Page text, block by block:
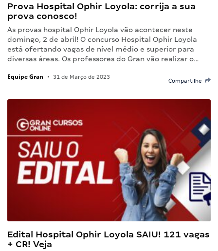
Prova Hospital Ophir Loyola: corrija a sua
prova conosco!
As provas hospital Ophir Loyola vão acontecer neste
domingo, 2 de abril! O concurso Hospital Ophir Loyola
está ofertando vagas de nível médio e superior para
diversas áreas. Os professores do Gran vão realizar o…
Equipe Gran • 31 de Março de 2023
Compartilhe
Edital Hospital Ophir Loyola SAIU! 121 vagas
+ CR! Veja